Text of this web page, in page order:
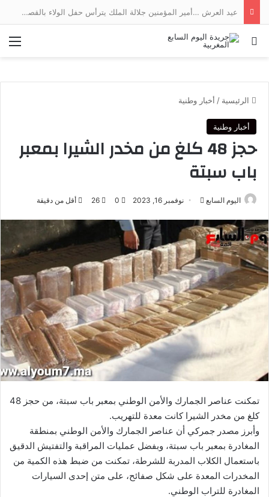
عيد العرش …أمير المؤمنين جلالة الملك يترأس حفل الولاء بالقصر الملكي بتطوان
بحث عن
الرئيسية / أخبار وطنية
أخبار وطنية
حجز 48 كلغ من مخدر الشيرا بمعبر
باب سبتة
اليوم السابع
أرسل
إلكترونيا
نوفمبر 16, 2023 0
26 أقل من دقيقة
تمكنت عناصر الجمارك والأمن الوطني بمعبر باب سبتة، من حجز 48
كلغ من مخدر الشيرا كانت معدة للتهريب.
وأبرز مصدر جمركي أن عناصر الجمارك والأمن الوطني بمنطقة
المغادرة بمعبر باب سبتة، وبفضل عمليات المراقبة والتفتيش الدقيق
باستعمال الكلاب المدربة للشرطة، تمكنت من ضبط هذه الكمية من
المخدرات المعدة على شكل صفائح، على متن إحدى السيارات
المغادرة للتراب الوطني.